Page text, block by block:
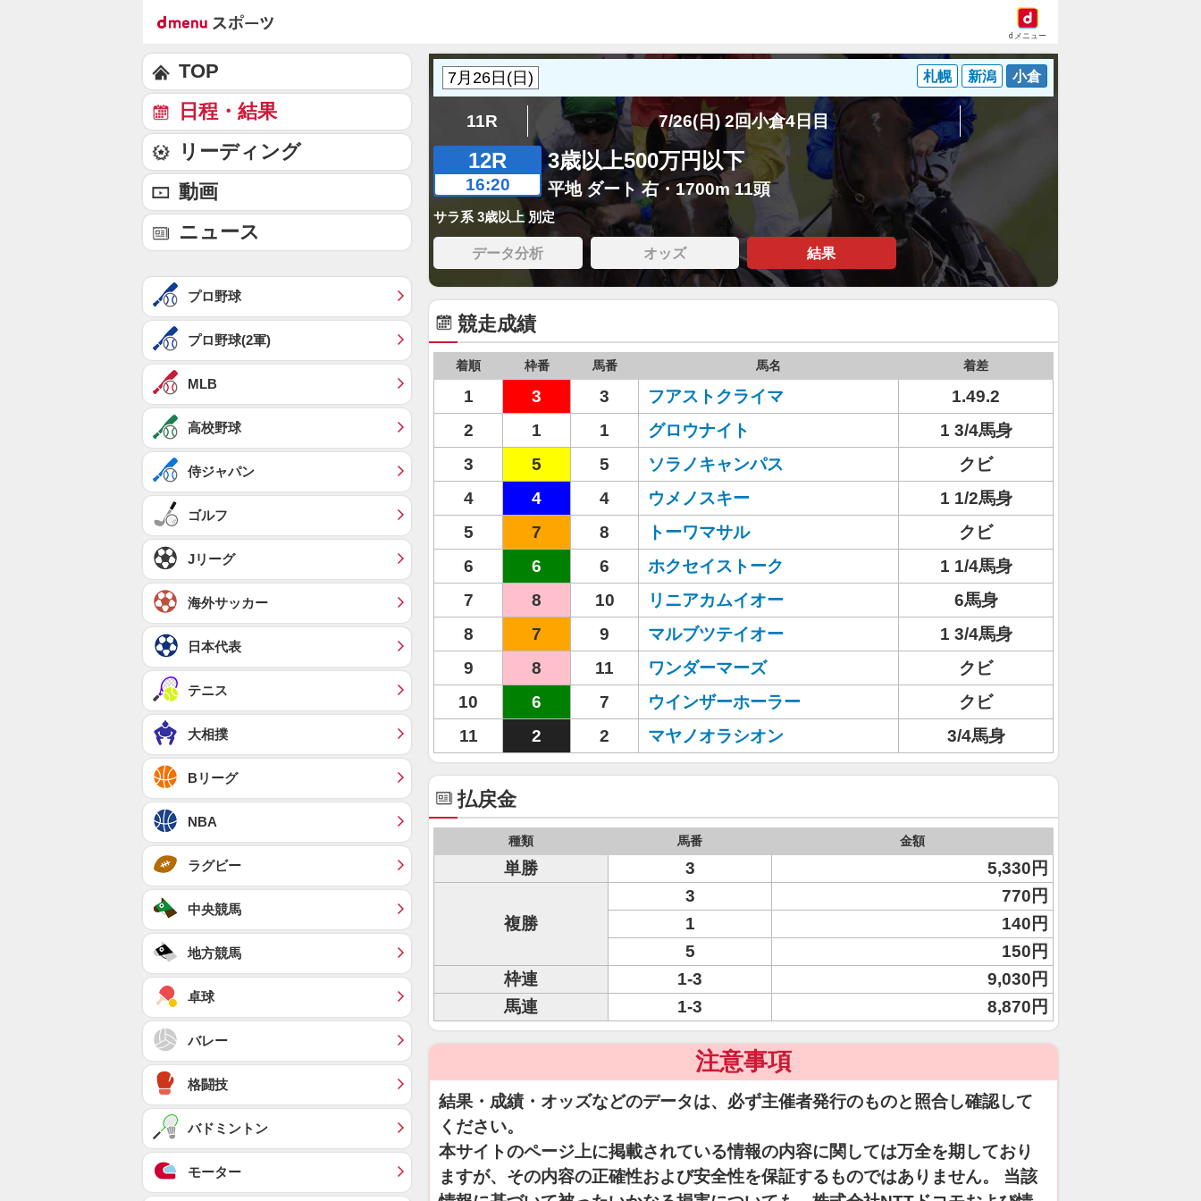
dメニュー
札幌 新潟 小倉
11R 7/26(日) 2回小倉4日目
12R
16:20
3歳以上500万円以下
平地 ダート 右・1700m 11頭
サラ系 3歳以上 別定
データ分析 オッズ 結果
競走成績
着順 枠番 馬番 馬名 着差
1 3 3 フアストクライマ
1.49.2
2
1 1 グロウナイト
1 3/4馬身
3
5 5 ソラノキャンパス
クビ
4
4 4 ウメノスキー
1 1/2馬身
5
7 8 トーワマサル
クビ
6
6 6 ホクセイストーク
1 1/4馬身
7
8 10 リニアカムイオー
6馬身
8
7 9 マルブツテイオー
1 3/4馬身
9
8 11 ワンダーマーズ
クビ
10
6 7 ウインザーホーラー
クビ
11
2 2 マヤノオラシオン 3/4馬身
払戻金
種類 馬番 金額
単勝 3 5,330円
複勝
3
770円
1
140円
5
150円
枠連
1-3
9,030円
馬連
1-3 8,870円
注意事項
結果・成績・オッズなどのデータは、必ず主催者発行のものと照合し確認して
ください。
本サイトのページ上に掲載されている情報の内容に関しては万全を期しており
ますが、その内容の正確性および安全性を保証するものではありません。 当該
TOP
日程・結果
リーディング
動画
ニュース
プロ野球
プロ野球(2軍)
MLB
高校野球
侍ジャパン
ゴルフ
Jリーグ
海外サッカー
日本代表
テニス
大相撲
Bリーグ
NBA
ラグビー
中央競馬
地方競馬
卓球
バレー
格闘技
バドミントン
モーター